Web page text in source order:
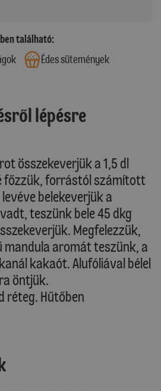
található:
Édes sütemények
lépésre
összekeverjük a 1,5 dl
főzzük, forrástól számított
belekeverjük a
teszünk bele 45 dkg
Megfelezzük,
mandula aromát teszünk, a
kakaót. Alufóliával bélel
öntjük.
réteg. Hűtőben